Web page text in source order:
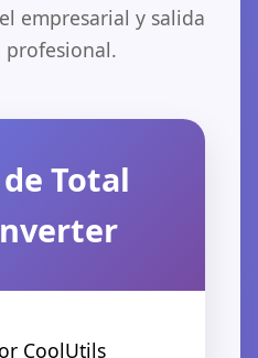
empresarial y salida
profesional.
Total
CoolUtils